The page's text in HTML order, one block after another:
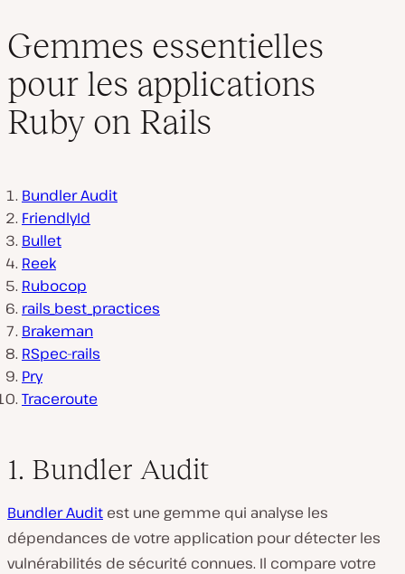
Gemmes essentielles
pour les applications
Ruby on Rails
Bundler Audit
FriendlyId
Bullet
Reek
Rubocop
rails_best_practices
Brakeman
RSpec-rails
Pry
Traceroute
1. Bundler Audit
Bundler Audit est une gemme qui analyse les
dépendances de votre application pour détecter les
vulnérabilités de sécurité connues. Il compare votre